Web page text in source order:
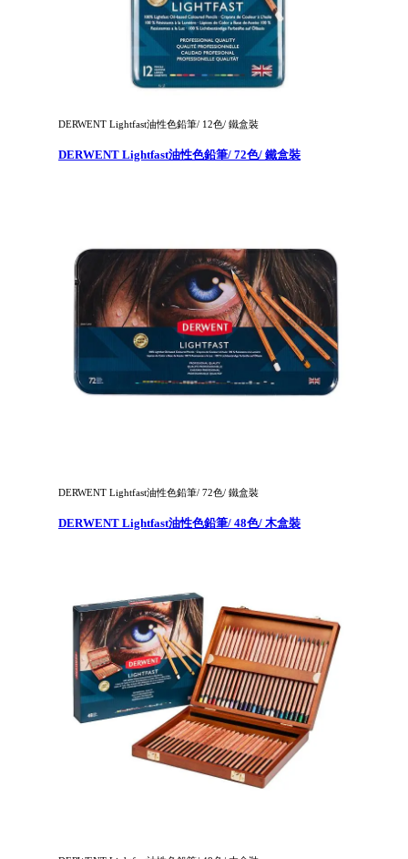
DERWENT Lightfast油性色鉛筆/ 12色/ 鐵盒裝
DERWENT Lightfast油性色鉛筆/ 72色/ 鐵盒裝
DERWENT Lightfast油性色鉛筆/ 72色/ 鐵盒裝
DERWENT Lightfast油性色鉛筆/ 48色/ 木盒裝